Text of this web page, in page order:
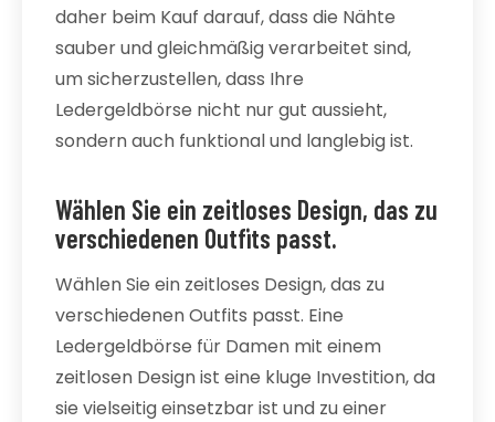
daher beim Kauf darauf, dass die Nähte
sauber und gleichmäßig verarbeitet sind,
um sicherzustellen, dass Ihre
Ledergeldbörse nicht nur gut aussieht,
sondern auch funktional und langlebig ist.
Wählen Sie ein zeitloses Design, das zu
verschiedenen Outfits passt.
Wählen Sie ein zeitloses Design, das zu
verschiedenen Outfits passt. Eine
Ledergeldbörse für Damen mit einem
zeitlosen Design ist eine kluge Investition, da
sie vielseitig einsetzbar ist und zu einer